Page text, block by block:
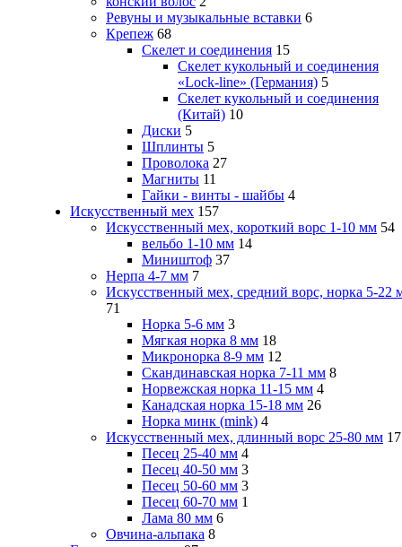
Ревуны и музыкальные вставки 6
Крепеж 68
Скелет и соединения 15
Скелет кукольный и соединения
«Lock-line» (Германия) 5
Скелет кукольный и соединения
(Китай) 10
Диски 5
Шплинты 5
Проволока 27
Магниты 11
Гайки - винты - шайбы 4
Искусственный мех 157
Искусственный мех, короткий ворс 1-10 мм 54
вельбо 1-10 мм 14
Миништоф 37
Нерпа 4-7 мм 7
Искусственный мех, средний ворс, норка 5-22
71
Норка 5-6 мм 3
Мягкая норка 8 мм 18
Микронорка 8-9 мм 12
Скандинавская норка 7-11 мм 8
Норвежская норка 11-15 мм 4
Канадская норка 15-18 мм 26
Норка минк (mink) 4
Искусственный мех, длинный ворс 25-80 мм 17
Песец 25-40 мм 4
Песец 40-50 мм 3
Песец 50-60 мм 3
Песец 60-70 мм 1
Лама 80 мм 6
Овчина-альпака 8